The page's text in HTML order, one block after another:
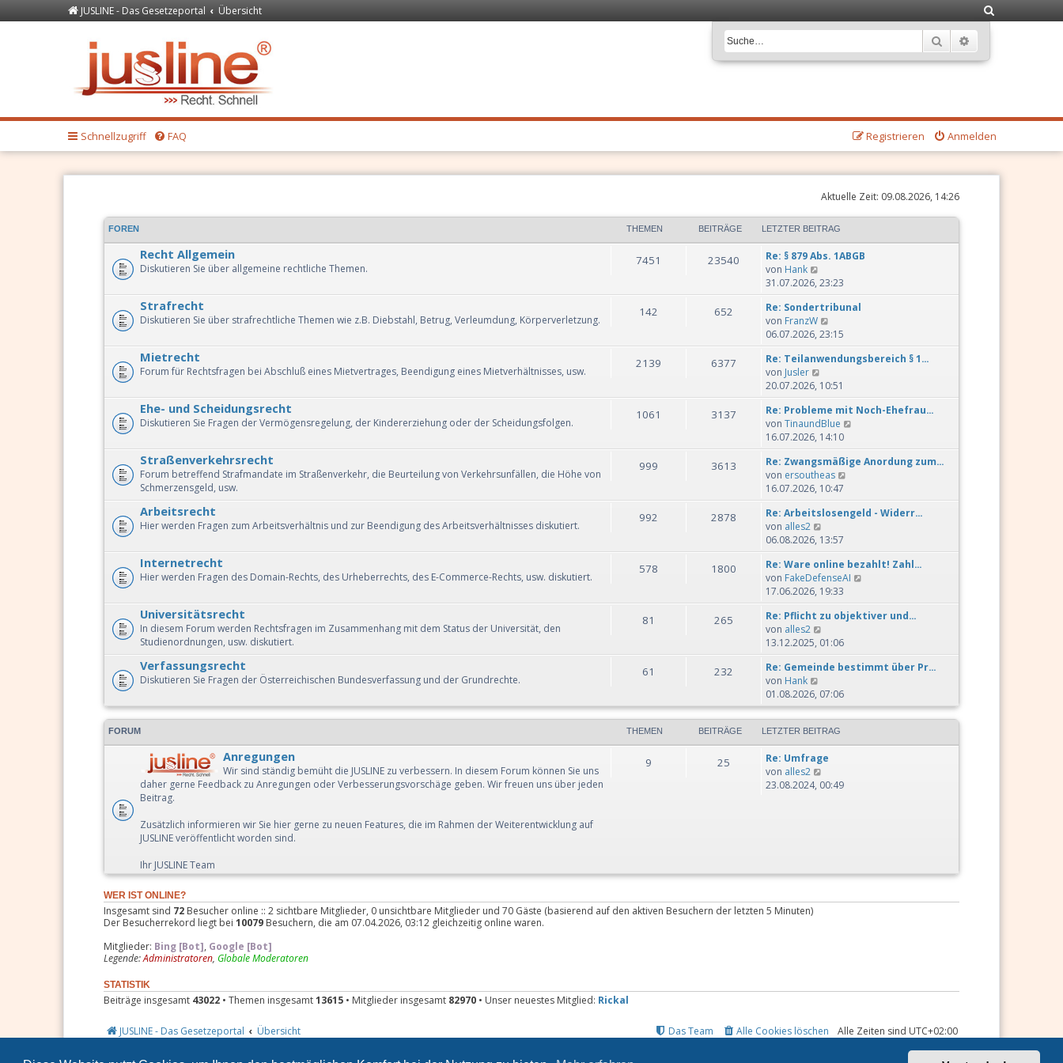
JUSLINE - Das Gesetzeportal Übersicht
Suche
Schnellzugriff FAQ Anmelden
Registrieren
Aktuelle Zeit: 09.08.2026, 14:26
FOREN THEMEN BEITRÄGE LETZTER BEITRAG
Recht Allgemein
Diskutieren Sie über allgemeine rechtliche Themen.
7451 23540
Re: § 879 Abs. 1ABGB
von Hank
e
u
e
s
t
e
r
B
e
t
r
a
g
31.07.2026, 23:23
Strafrecht
Diskutieren Sie über strafrechtliche Themen wie z.B. Diebstahl, Betrug, Verleumdung, Körperverletzung.
142 652
Re: Sondertribunal
von FranzW
e
u
e
t
e
r
B
e
t
r
a
g
06.07.2026, 23:15
Mietrecht
Forum für Rechtsfragen bei Abschluß eines Mietvertrages, Beendigung eines Mietverhältnisses, usw.
2139 6377
Re: Teilanwendungsbereich § 1…
von Jusler
e
u
e
s
t
e
r
B
e
i
t
r
a
g
20.07.2026, 10:51
Ehe- und Scheidungsrecht
Diskutieren Sie Fragen der Vermögensregelung, der Kindererziehung oder der Scheidungsfolgen.
1061 3137
Re: Probleme mit Noch-Ehefrau…
von TinaundBlue
u
e
e
r
t
r
g
16.07.2026, 14:10
Straßenverkehrsrecht
Forum betreffend Strafmandate im Straßenverkehr, die Beurteilung von Verkehrsunfällen, die Höhe von
Schmerzensgeld, usw.
999 3613
Re: Zwangsmäßige Anordung zum…
von ersoutheas
u
e
e
r
B
i
t
g
16.07.2026, 10:47
Arbeitsrecht
Hier werden Fragen zum Arbeitsverhältnis und zur Beendigung des Arbeitsverhältnisses diskutiert.
992 2878
Re: Arbeitslosengeld - Widerr…
von alles2
e
u
e
s
t
e
r
e
t
a
g
06.08.2026, 13:57
Internetrecht
Hier werden Fragen des Domain-Rechts, des Urheberrechts, des E-Commerce-Rechts, usw. diskutiert.
578 1800
Re: Ware online bezahlt! Zahl…
von FakeDefenseAI
u
e
e
r
i
17.06.2026, 19:33
Universitätsrecht
In diesem Forum werden Rechtsfragen im Zusammenhang mit dem Status der Universität, den
Studienordnungen, usw. diskutiert.
81 265
Re: Pflicht zu objektiver und…
von alles2
e
u
e
t
e
r
B
e
i
r
13.12.2025, 01:06
Verfassungsrecht
Diskutieren Sie Fragen der Österreichischen Bundesverfassung und der Grundrechte.
61 232
Re: Gemeinde bestimmt über Pr…
von Hank
e
u
e
s
t
e
r
B
01.08.2026, 07:06
FORUM THEMEN BEITRÄGE LETZTER BEITRAG
Anregungen
Wir sind ständig bemüht die JUSLINE zu verbessern. In diesem Forum können Sie uns
daher gerne Feedback zu Anregungen oder Verbesserungsvorschäge geben. Wir freuen uns über jeden
Beitrag.
Zusätzlich informieren wir Sie hier gerne zu neuen Features, die im Rahmen der Weiterentwicklung auf
JUSLINE veröffentlicht worden sind.
Ihr JUSLINE Team
9 25
Re: Umfrage
von alles2
e
B
i
23.08.2024, 00:49
WER IST ONLINE?
Insgesamt sind 72 Besucher online :: 2 sichtbare Mitglieder, 0 unsichtbare Mitglieder und 70 Gäste (basierend auf den aktiven Besuchern der letzten 5 Minuten)
Der Besucherrekord liegt bei 10079 Besuchern, die am 07.04.2026, 03:12 gleichzeitig online waren.
Mitglieder: Bing [Bot], Google [Bot]
Legende:Administratoren, Globale Moderatoren
STATISTIK
Beiträge insgesamt 43022 • Themen insgesamt13615 • Mitglieder insgesamt 82970 • Unser neuestes Mitglied: Rickal
JUSLINE - Das Gesetzeportal Übersicht Alle Zeiten sind UTC+02:00
Alle Cookies löschen
Das Team
Powered byphpBB ® Forum Software © phpBB Limited